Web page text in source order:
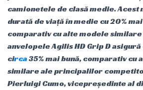
camionetele de clasă medie. Acest
durată de viață în medie cu 20%
comparativ cu alte modele similare
anvelopele Agilis HD Grip D
circa35% mai bună, comparativ cu
similare ale principalilor
Pierluigi Cumo, vicepreședinte al